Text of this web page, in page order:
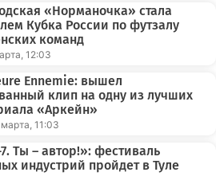
«Норманочка» стала
Кубка России по футзалу
команд
12:03
Ennemie: вышел
клип на одну из лучших
«Аркейн»
11:03
Ты – автор!»: фестиваль
индустрий пройдет в Туле